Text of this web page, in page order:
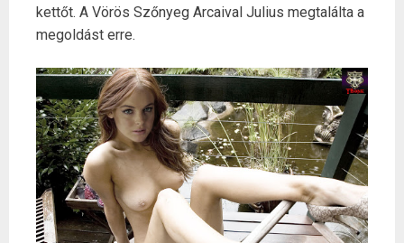
kettőt. A Vörös Szőnyeg Arcaival Julius megtalálta a
megoldást erre.